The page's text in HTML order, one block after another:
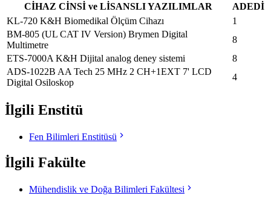
CİHAZ CİNSİ ve LİSANSLI YAZILIMLAR
ADEDİ
KL-720 K&H Biomedikal Ölçüm Cihazı
1
BM-805 (UL CAT IV Version) Brymen Digital
Multimetre
8
ETS-7000A K&H Dijital analog deney sistemi
8
ADS-1022B AA Tech 25 MHz 2 CH+1EXT 7' LCD
Digital Osiloskop
4
İlgili Enstitü
Fen Bilimleri Enstitüsü
İlgili Fakülte
Mühendislik ve Doğa Bilimleri Fakültesi